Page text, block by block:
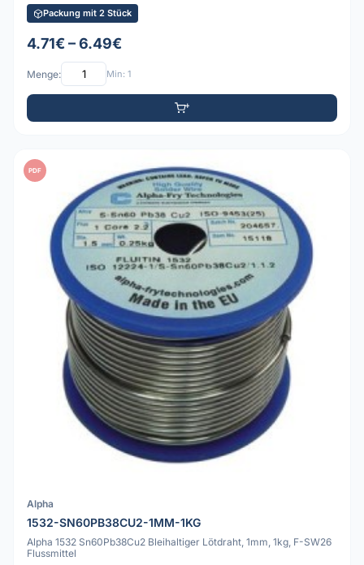
Packung mit 2 Stück
4.71€ – 6.49€
Menge: Min: 1
PDF
Alpha
1532-SN60PB38CU2-1MM-1KG
Alpha 1532 Sn60Pb38Cu2 Bleihaltiger Lötdraht, 1mm, 1kg, F-SW26
Flussmittel